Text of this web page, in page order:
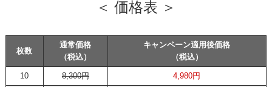
＜ 価格表 ＞
枚数
通常価格
（税込）
キャンペーン適用後価格
（税込）
10 8,300円 4,980円